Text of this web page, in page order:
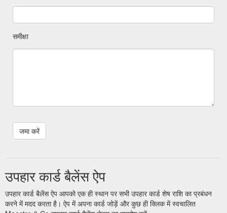
समीक्षा
उपहार कार्ड बैलेंस ऐप
उपहार कार्ड बैलेंस ऐप आपको एक ही स्थान पर सभी उपहार कार्ड शेष राशि का प्रबंधन
करने में मदद करता है। ऐप में अपना कार्ड जोड़ें और कुछ ही क्लिक में स्वचालित